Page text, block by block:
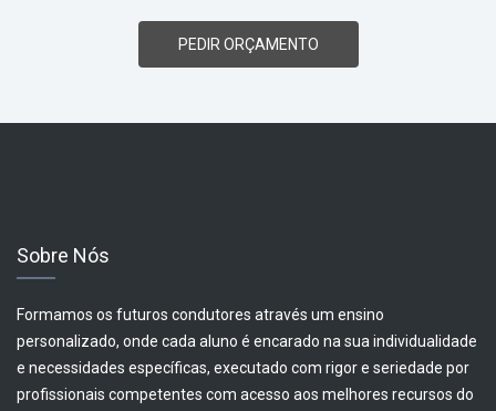
PEDIR ORÇAMENTO
Sobre Nós
Formamos os futuros condutores através um ensino
personalizado, onde cada aluno é encarado na sua individualidade
e necessidades específicas, executado com rigor e seriedade por
profissionais competentes com acesso aos melhores recursos do